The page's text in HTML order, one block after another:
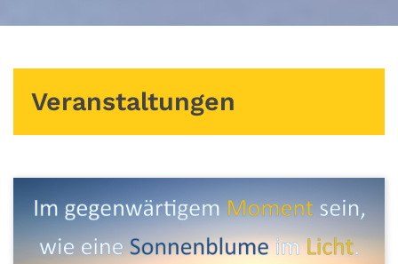
Veranstaltungen